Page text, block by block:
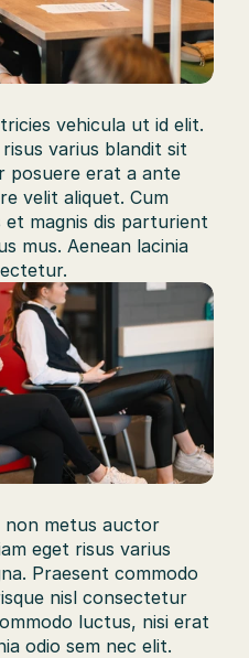
vehicula ut id elit.
varius blandit sit
posuere erat a ante
velit aliquet. Cum
magnis dis parturient
mus. Aenean lacinia
non metus auctor
eget risus varius
Praesent commodo
nisl consectetur
luctus, nisi erat
odio sem nec elit.